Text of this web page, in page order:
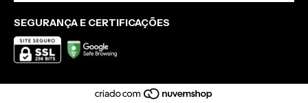
SEGURANÇA E CERTIFICAÇÕES